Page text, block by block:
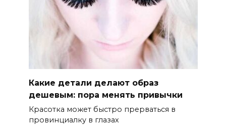
Какие детали делают образ
дешевым: пора менять привычки
Красотка может быстро прерваться в
провинциалку в глазах